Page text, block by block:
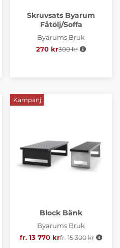
Skruvsats Byarum
Fåtölj/Soffa
Byarums Bruk
270 kr Ordinarie pris:
300 kr
Kampanj
Block Bänk
Byarums Bruk
fr. 13 770 krOrdinarie pris:
fr. 15 300 kr